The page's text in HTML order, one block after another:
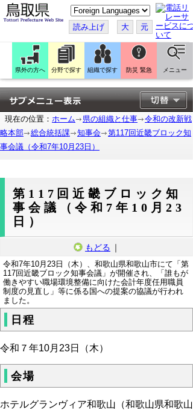
こ
の
ペ
ー
ジ
翻
訳
す
る
読み上げ 大 元
県外の方へ 分野で探す 組織で探す 防災 緊急 メニュー
現在の位置： ホーム 県の組織と仕事
令和の改新戦
略本部
総合統括課 知事会
第117回近畿ブロック知
事会議（令和7年10月23日）
第117回近畿ブロック知
事会議（令和7年10月23
日）
もどる ｜
令和7年10月23日（木）、和歌山県和歌山市にて「第
117回近畿ブロック知事会議」が開催され、「誰もが
働きやすい職場環境整備に向けた会計年度任用職員
制度の見直し」等に係る国への提案の協議が行われ
ました。
日程
令和７年10月23日（木）
会場
ホテルグランヴィア和歌山（和歌山県和歌山